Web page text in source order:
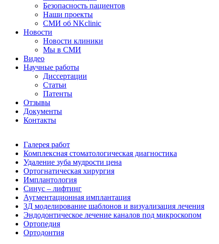
Безопасность пациентов
Наши проекты
СМИ об NKclinic
Новости
Новости клиники
Мы в СМИ
Видео
Научные работы
Диссертации
Статьи
Патенты
Отзывы
Документы
Контакты
Галерея работ
Комплексная стоматологическая диагностика
Удаление зуба мудрости цена
Ортогнатическая хирургия
Имплантология
Синус – лифтинг
Аугментационная имплантация
3Д моделирование шаблонов и визуализация лечения
Эндодонтическое лечение каналов под микроскопом
Ортопедия
Ортодонтия